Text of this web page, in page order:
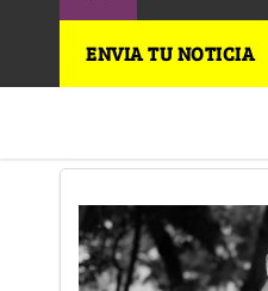
ENVIA TU NOTICIA